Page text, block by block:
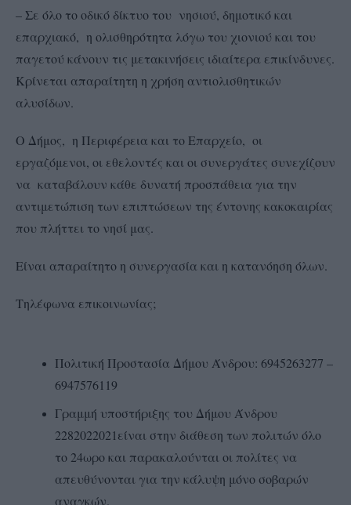
– Σε όλο το οδικό δίκτυο του νησιού, δημοτικό και
επαρχιακό, η ολισθηρότητα λόγω του χιονιού και του
παγετού κάνουν τις μετακινήσεις ιδιαίτερα επικίνδυνες.
Κρίνεται απαραίτητη η χρήση αντιολισθητικών
αλυσίδων.
Ο Δήμος, η Περιφέρεια και το Επαρχείο, οι
εργαζόμενοι, οι εθελοντές και οι συνεργάτες συνεχίζουν
να καταβάλουν κάθε δυνατή προσπάθεια για την
αντιμετώπιση των επιπτώσεων της έντονης κακοκαιρίας
που πλήττει το νησί μας.
Είναι απαραίτητο η συνεργασία και η κατανόηση όλων.
Τηλέφωνα επικοινωνίας;
Πολιτική Προστασία Δήμου Άνδρου: 6945263277 –
6947576119
Γραμμή υποστήριξης του Δήμου Άνδρου
2282022021είναι στην διάθεση των πολιτών όλο
το 24ωρο και παρακαλούνται οι πολίτες να
απευθύνονται για την κάλυψη μόνο σοβαρών
αναγκών.